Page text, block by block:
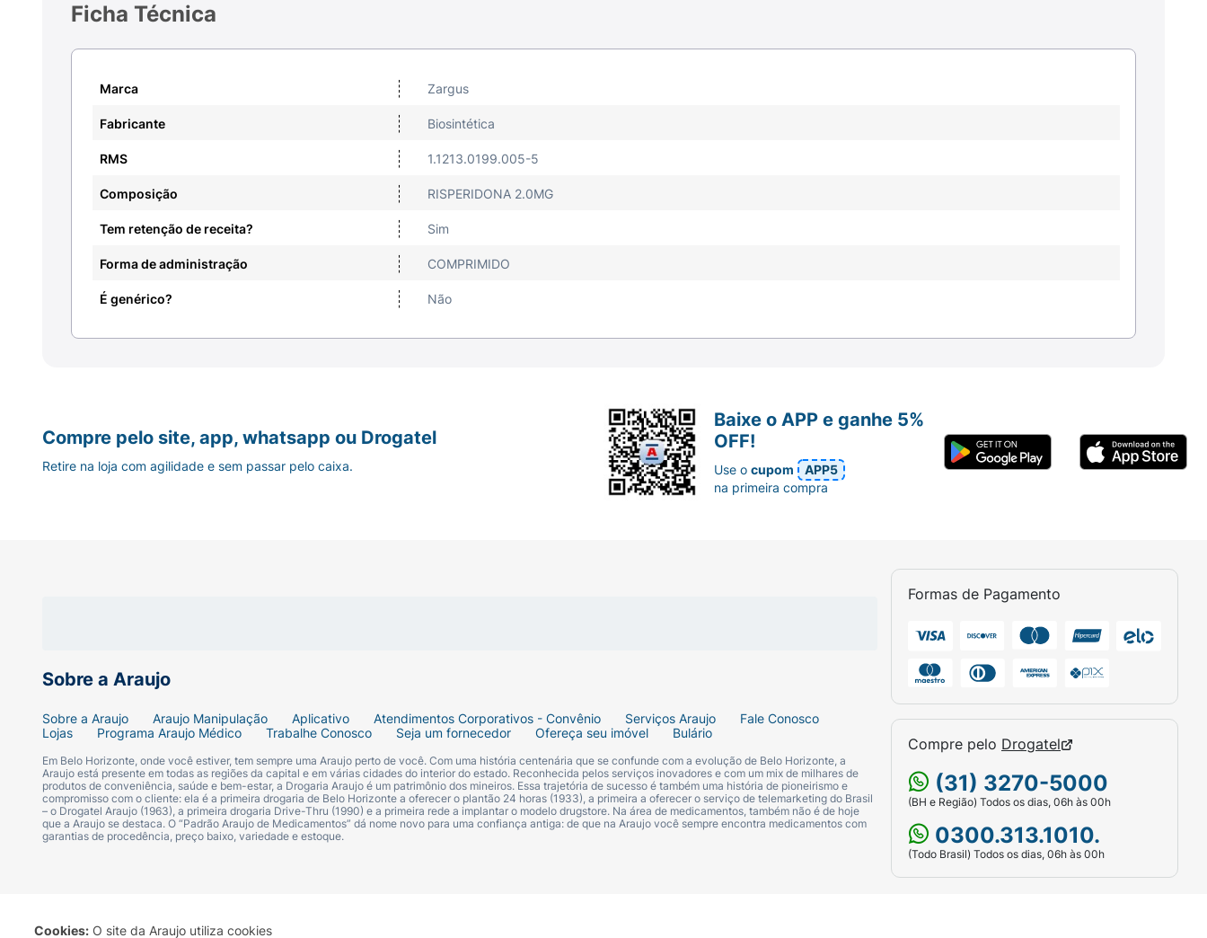
Cookies: O site da Araujo utiliza cookies
Ficha Técnica
Marca Zargus
Fabricante Biosintética
RMS 1.1213.0199.005-5
Composição RISPERIDONA 2.0MG
Tem retenção de receita? Sim
Forma de administração COMPRIMIDO
É genérico? Não
Sobre a Araujo
Sobre a Araujo Araujo Manipulação Aplicativo Atendimentos Corporativos - Convênio Serviços Araujo
Fale Conosco
Lojas
Programa Araujo Médico Trabalhe Conosco Seja um fornecedor Ofereça seu imóvel Bulário
Em Belo Horizonte, onde você estiver, tem sempre uma Araujo perto de você. Com uma história centenária que se confunde com a evolução de Belo Horizonte, a
Araujo está presente em todas as regiões da capital e em várias cidades do interior do estado. Reconhecida pelos serviços inovadores e com um mix de milhares de
produtos de conveniência, saúde e bem-estar, a Drogaria Araujo é um patrimônio dos mineiros. Essa trajetória de sucesso é também uma história de pioneirismo e
compromisso com o cliente: ela é a primeira drogaria de Belo Horizonte a oferecer o plantão 24 horas (1933), a primeira a oferecer o serviço de telemarketing do Brasil
– o Drogatel Araujo (1963), a primeira drogaria Drive-Thru (1990) e a primeira rede a implantar o modelo drugstore. Na área de medicamentos, também não é de hoje
que a Araujo se destaca. O “Padrão Araujo de Medicamentos” dá nome novo para uma confiança antiga: de que na Araujo você sempre encontra medicamentos com
garantias de procedência, preço baixo, variedade e estoque.
Formas de Pagamento
Compre pelo Drogatel
(31) 3270-5000
(BH e Região) Todos os dias, 06h às 00h
0300.313.1010.
(Todo Brasil) Todos os dias, 06h às 00h
Compre pelo site, app, whatsapp ou Drogatel
Retire na loja com agilidade e sem passar pelo caixa.
Baixe o APP e ganhe 5%
OFF!
Use ocupom
APP5
na primeira compra